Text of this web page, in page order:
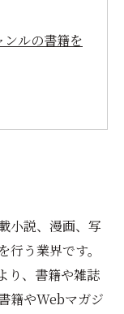
ルの書籍を
がある出版
小説、漫画、写
う業界です。
り、書籍や雑誌
籍やWebマガジ